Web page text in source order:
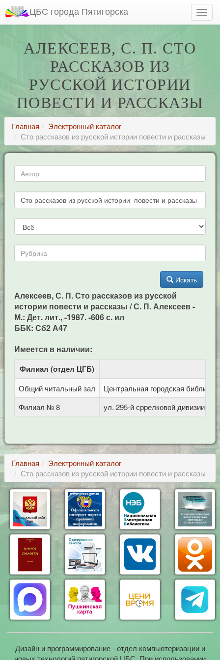
ЦБС города Пятигорска
АЛЕКСЕЕВ, С. П. СТО
РАССКАЗОВ ИЗ
РУССКОЙ ИСТОРИИ
ПОВЕСТИ И РАССКАЗЫ
Главная
Электронный каталог
Сто рассказов из русской истории повести и рассказы
Искать
Алексеев, С. П. Сто рассказов из русской
истории повести и рассказы / С. П. Алексеев -
М.: Дет. лит., -1987. -606 с. ил
ББК: Сб2 А47
Имеется в наличии:
Филиал (отдел ЦГБ)
Общий читальный зал
Центральная городская
Филиал № 8
ул. 295-й сррелковой дивизии, 114
Главная
Электронный каталог
Сто рассказов из русской истории повести и рассказы
Дизайн и программирование - отдел компьютеризации и